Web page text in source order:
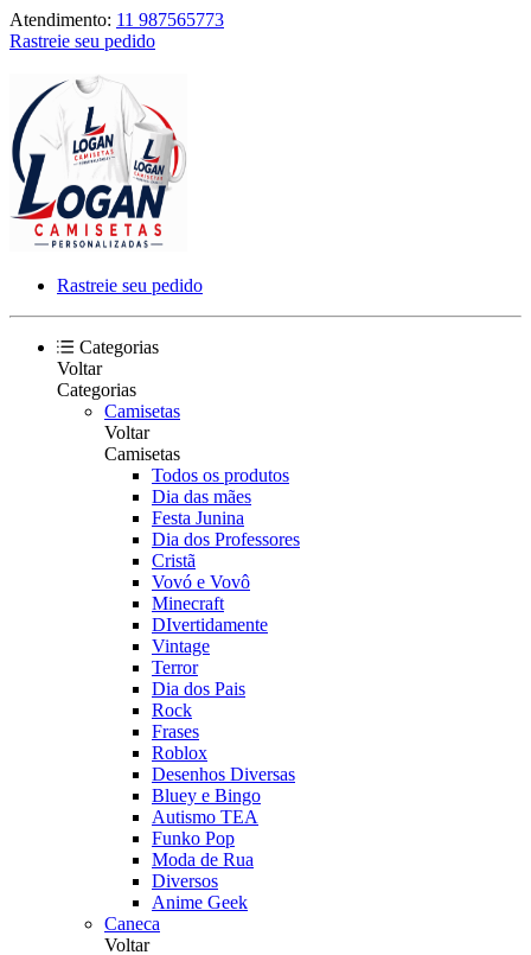
Atendimento: 11 987565773
Rastreie seu pedido
Rastreie seu pedido
Categorias
Voltar
Categorias
Camisetas
Voltar
Camisetas
Todos os produtos
Dia das mães
Festa Junina
Dia dos Professores
Cristã
Vovó e Vovô
Minecraft
DIvertidamente
Vintage
Terror
Dia dos Pais
Rock
Frases
Roblox
Desenhos Diversas
Bluey e Bingo
Autismo TEA
Funko Pop
Moda de Rua
Diversos
Anime Geek
Caneca
Voltar